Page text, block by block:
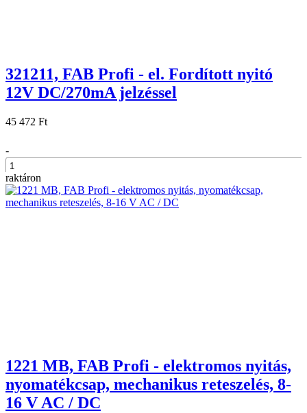
321211, FAB Profi - el. Fordított nyitó
12V DC/270mA jelzéssel
45 472 Ft
-
+
raktáron
1221 MB, FAB Profi - elektromos nyitás,
nyomatékcsap, mechanikus reteszelés, 8-
16 V AC / DC